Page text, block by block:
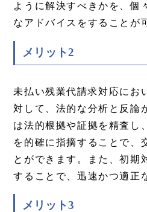
ように解決すべきかを、個
なアドバイスをすることが
メリット2
未払い残業代請求対応にお
対して、法的な分析と反論
は法的根拠や証拠を精査し
を的確に指摘することで、
とができます。また、初期
することで、迅速かつ適正
メリット3